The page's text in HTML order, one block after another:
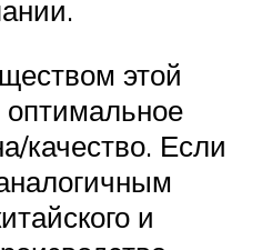
этой
оптимальное
качество. Если
и